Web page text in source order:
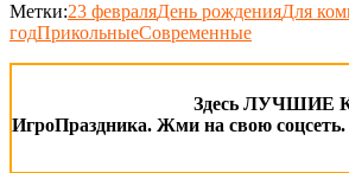
Метки:23 февраляДень рожденияДля
годПрикольныеСовременные
Здесь ЛУЧШИЕ
ИгроПраздника. Жми на свою соцсеть.